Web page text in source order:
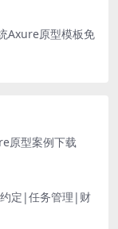
Axure原型模板免
原型案例下载
约定|任务管理|财